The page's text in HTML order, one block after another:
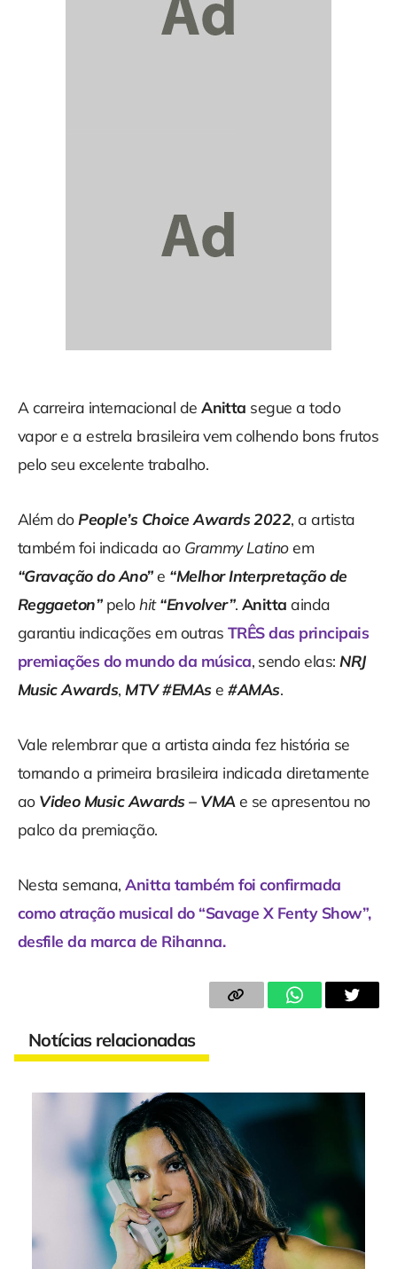
A carreira internacional deAnitta segue a todo
vapor e a estrela brasileira vem colhendo bons frutos
pelo seu excelente trabalho.
Além do People’s Choice Awards 2022, a artista
também foi indicada ao Grammy Latinoem
“Gravação do Ano”e “Melhor Interpretação de
Reggaeton” pelo hit “Envolver”. Anitta ainda
garantiu indicações em outras TRÊS das principais
premiações do mundo da música, sendo elas: NRJ
Music Awards, MTV #EMAse#AMAs.
Vale relembrar que a artista ainda fez história se
tornando a primeira brasileira indicada diretamente
ao Video Music Awards – VMAe se apresentou no
palco da premiação.
Nesta semana,Anitta também foi confirmada
como atração musical do “Savage X Fenty Show”,
desfile da marca de Rihanna.
Notícias relacionadas